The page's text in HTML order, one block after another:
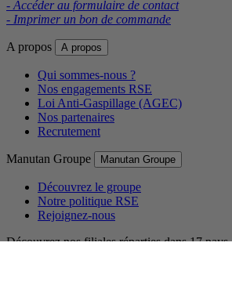
- Accéder au formulaire de contact
- Imprimer un bon de commande
A propos A propos
Qui sommes-nous ?
Nos engagements RSE
Loi Anti-Gaspillage (AGEC)
Nos partenaires
Recrutement
Manutan Groupe Manutan Groupe
Découvrez le groupe
Notre politique RSE
Rejoignez-nous
Découvrez nos filiales réparties dans 17 pays.